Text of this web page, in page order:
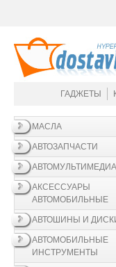
ГАДЖЕТЫ
МАСЛА
АВТОЗАПЧАСТИ
АВТОМУЛЬТИМЕДИА
АКСЕССУАРЫ
АВТОМОБИЛЬНЫЕ
АВТОШИНЫ И
АВТОМОБИЛЬНЫЕ
ИНСТРУМЕНТЫ